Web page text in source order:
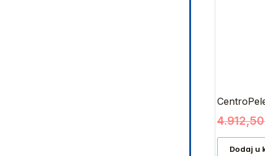
Dodaj u